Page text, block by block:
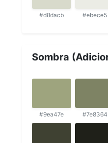
#d8dacb #ebece5
Sombra
#9ea47e #7e8364